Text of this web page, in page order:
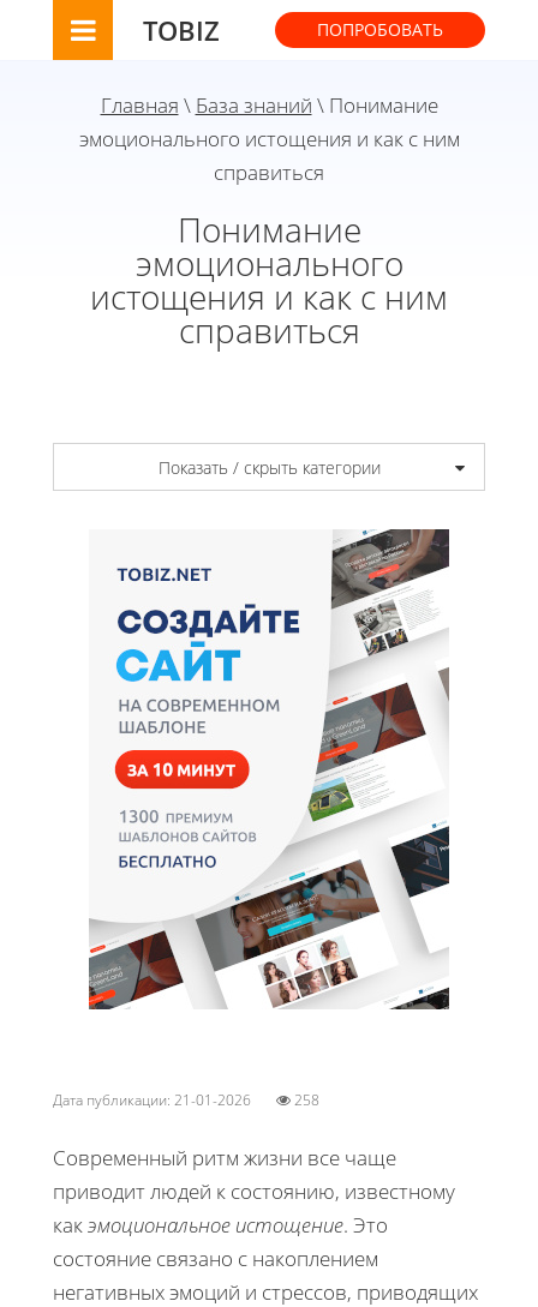
TOBIZ ПОПРОБОВАТЬ
Главная \ База знаний \ Понимание
эмоционального истощения и как с ним
справиться
Понимание
эмоционального
истощения и как с ним
справиться
Показать / скрыть категории
Дата публикации: 21-01-2026 258
Современный ритм жизни все чаще
приводит людей к состоянию, известному
какэмоциональное истощение. Это
состояние связано с накоплением
негативных эмоций и стрессов, приводящих